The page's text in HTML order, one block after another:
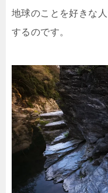
地球のことを好きな
するのです。